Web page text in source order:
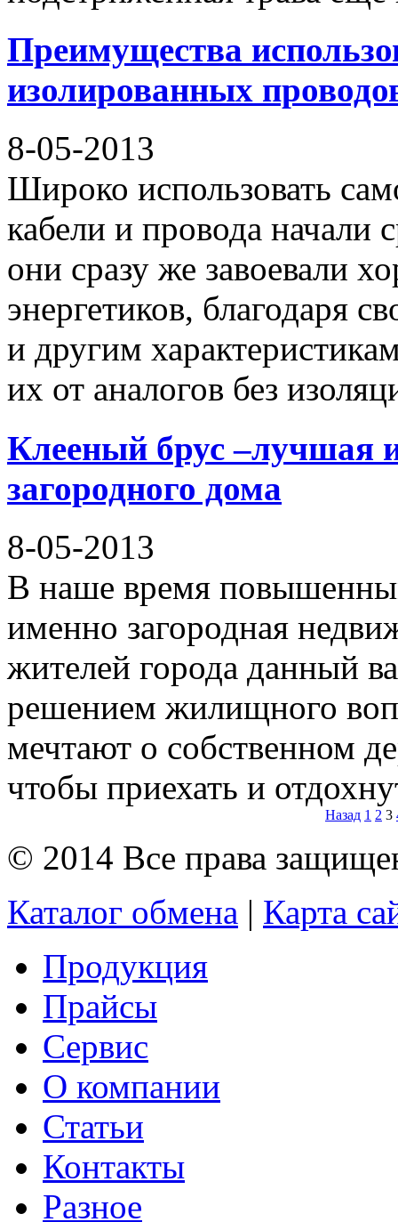
Преимущества
изолированных
8-05-2013
Широко использовать
кабели и провода начали
они сразу же завоевали
энергетиков, благодаря
и другим
их от аналогов без
Клееный брус –лучшая
загородного дома
8-05-2013
В наше время
именно загородная
жителей города данный
решением жилищного
мечтают о собственном
чтобы приехать и
Назад 1 2 3
© 2014 Все права
Каталог обмена | Карта
Продукция
Прайсы
Сервис
О компании
Статьи
Контакты
Разное